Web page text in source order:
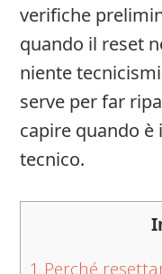
verifiche
quando il reset
niente
serve per far
capire quando è
tecnico.
1 Perché